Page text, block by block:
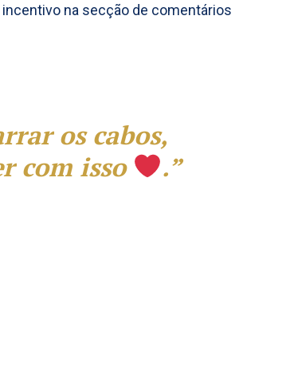
na secção de comentários
os cabos,
com isso
.”